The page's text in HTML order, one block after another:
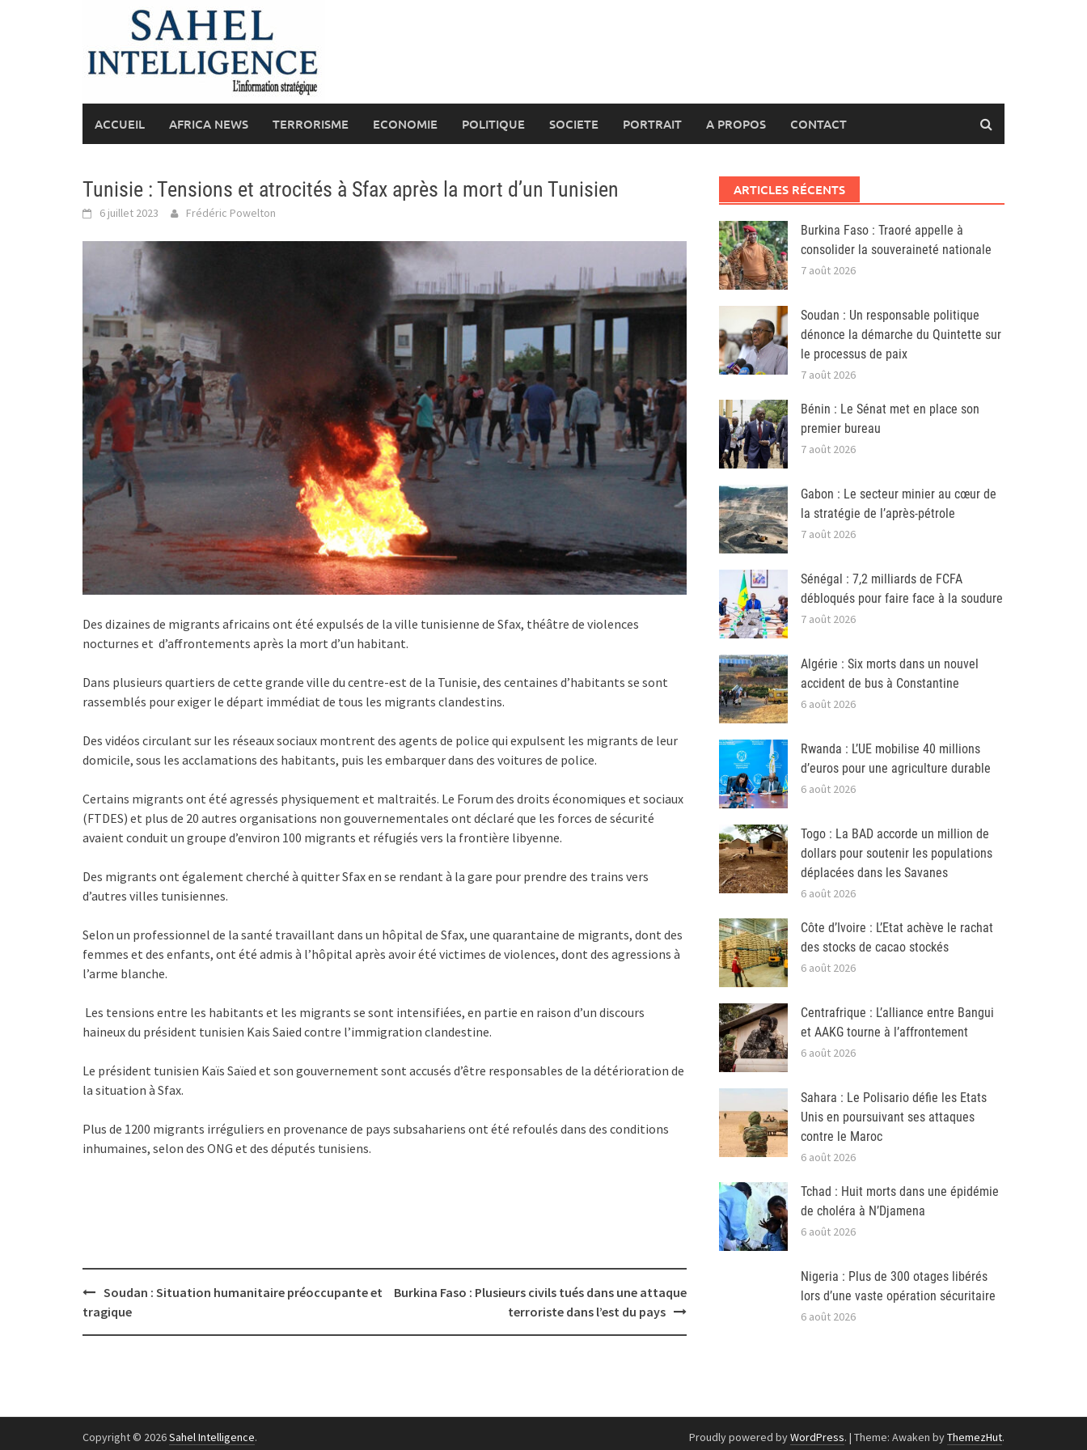
ACCUEIL AFRICA NEWS TERRORISME ECONOMIE POLITIQUE SOCIETE PORTRAIT A PROPOS CONTACT
Tunisie : Tensions et atrocités à Sfax après la mort d’un Tunisien
6 juillet 2023 Frédéric Powelton
Des dizaines de migrants africains ont été expulsés de la ville tunisienne de Sfax, théâtre de violences
nocturnes et d’affrontements après la mort d’un habitant.
Dans plusieurs quartiers de cette grande ville du centre-est de la Tunisie, des centaines d’habitants se sont
rassemblés pour exiger le départ immédiat de tous les migrants clandestins.
Des vidéos circulant sur les réseaux sociaux montrent des agents de police qui expulsent les migrants de leur
domicile, sous les acclamations des habitants, puis les embarquer dans des voitures de police.
Certains migrants ont été agressés physiquement et maltraités. Le Forum des droits économiques et sociaux
(FTDES) et plus de 20 autres organisations non gouvernementales ont déclaré que les forces de sécurité
avaient conduit un groupe d’environ 100 migrants et réfugiés vers la frontière libyenne.
Des migrants ont également cherché à quitter Sfax en se rendant à la gare pour prendre des trains vers
d’autres villes tunisiennes.
Selon un professionnel de la santé travaillant dans un hôpital de Sfax, une quarantaine de migrants, dont des
femmes et des enfants, ont été admis à l’hôpital après avoir été victimes de violences, dont des agressions à
l’arme blanche.
Les tensions entre les habitants et les migrants se sont intensifiées, en partie en raison d’un discours
haineux du président tunisien Kais Saied contre l’immigration clandestine.
Le président tunisien Kaïs Saïed et son gouvernement sont accusés d’être responsables de la détérioration de
la situation à Sfax.
Plus de 1200 migrants irréguliers en provenance de pays subsahariens ont été refoulés dans des conditions
inhumaines, selon des ONG et des députés tunisiens.
Post
navigation
Soudan : Situation humanitaire préoccupante et
tragique
Burkina Faso : Plusieurs civils tués dans une attaque
terroriste dans l’est du pays
ARTICLES RÉCENTS
Burkina Faso : Traoré appelle à
consolider la souveraineté nationale
7 août 2026
Soudan : Un responsable politique
dénonce la démarche du Quintette sur
le processus de paix
7 août 2026
Bénin : Le Sénat met en place son
premier bureau
7 août 2026
Gabon : Le secteur minier au cœur de
la stratégie de l’après-pétrole
7 août 2026
Sénégal : 7,2 milliards de FCFA
débloqués pour faire face à la soudure
7 août 2026
Algérie : Six morts dans un nouvel
accident de bus à Constantine
6 août 2026
Rwanda : L’UE mobilise 40 millions
d’euros pour une agriculture durable
6 août 2026
Togo : La BAD accorde un million de
dollars pour soutenir les populations
déplacées dans les Savanes
6 août 2026
Côte d’Ivoire : L’Etat achève le rachat
des stocks de cacao stockés
6 août 2026
Centrafrique : L’alliance entre Bangui
et AAKG tourne à l’affrontement
6 août 2026
Sahara : Le Polisario défie les Etats
Unis en poursuivant ses attaques
contre le Maroc
6 août 2026
Tchad : Huit morts dans une épidémie
de choléra à N’Djamena
6 août 2026
Nigeria : Plus de 300 otages libérés
lors d’une vaste opération sécuritaire
6 août 2026
Copyright © 2026Sahel Intelligence. Proudly powered byWordPress. | Theme: Awaken byThemezHut.